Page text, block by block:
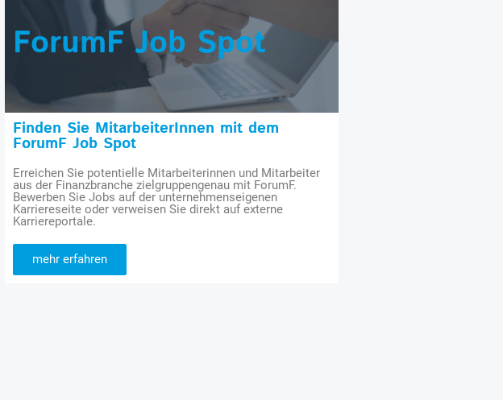
ForumF Job Spot
Finden Sie MitarbeiterInnen mit dem
ForumF Job Spot
Erreichen Sie potentielle Mitarbeiterinnen und Mitarbeiter
aus der Finanzbranche zielgruppengenau mit ForumF.
Bewerben Sie Jobs auf der unternehmenseigenen
Karriereseite oder verweisen Sie direkt auf externe
Karriereportale.
mehr erfahren